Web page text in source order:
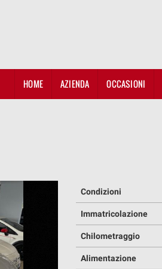
HOME AZIENDA OCCASIONI
Condizioni
Immatricolazione
Chilometraggio
Alimentazione